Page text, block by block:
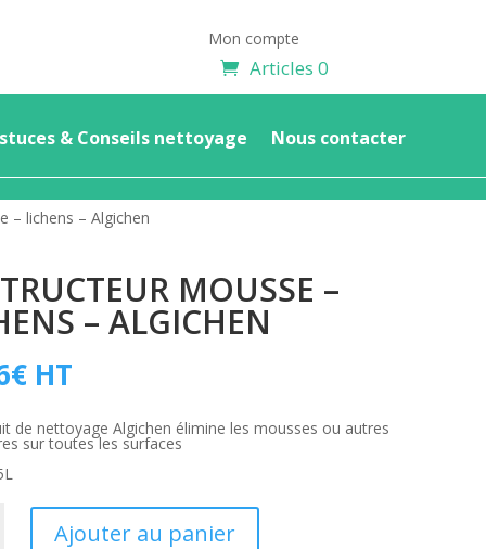
Mon compte
Articles 0
& Conseils nettoyage Nous contacter
– lichens – Algichen
MOUSSE –
– ALGICHEN
€ HT
de nettoyage Algichen élimine les mousses ou autres
sur toutes les surfaces
Ajouter au panier